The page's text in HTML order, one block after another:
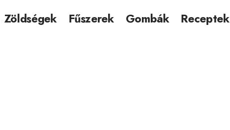
Zöldségek Fűszerek Gombák Receptek